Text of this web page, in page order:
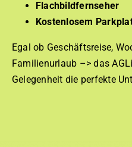
Flachbildfernseher
Kostenlosem
Egal ob Geschäftsreise,
Familienurlaub –> das AGLi
Gelegenheit die perfekte